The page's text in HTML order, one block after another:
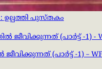
പുസ്തകം
(പാർട്ട് -1) –